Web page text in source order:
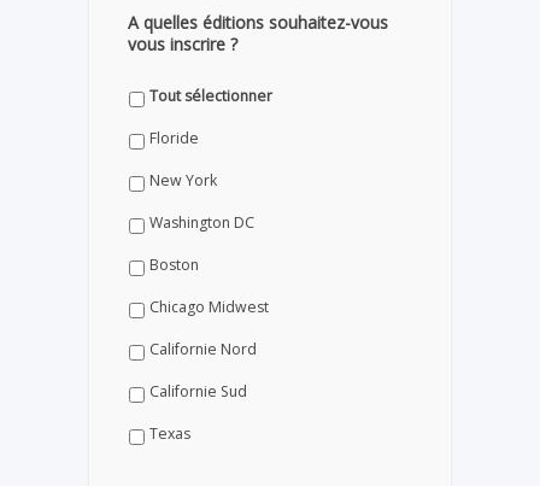
A quelles éditions souhaitez-vous
vous inscrire ?
Tout sélectionner
Floride
New York
Washington DC
Boston
Chicago Midwest
Californie Nord
Californie Sud
Texas